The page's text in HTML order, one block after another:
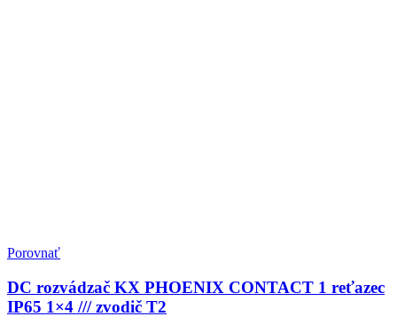
Porovnať
DC rozvádzač KX PHOENIX CONTACT 1 reťazec
IP65 1×4 /// zvodič T2